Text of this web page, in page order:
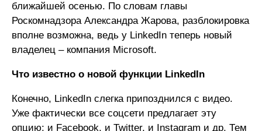
ближайшей осенью. По словам главы
Роскомнадзора Александра Жарова, разблокировка
вполне возможна, ведь у LinkedIn теперь новый
владелец – компания Microsoft.
Что известно о новой функции LinkedIn
Конечно, LinkedIn слегка припозднился с видео.
Уже фактически все соцсети предлагает эту
опцию: и Facebook, и Twitter, и Instagram и др. Тем